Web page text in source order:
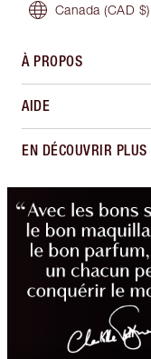
Canada (CAD $)
À PROPOS
AIDE
EN DÉCOUVRIR